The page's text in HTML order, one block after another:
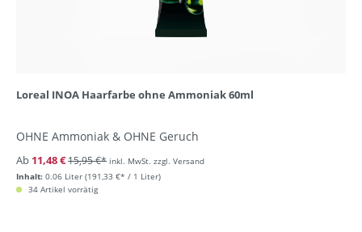
Loreal INOA Haarfarbe ohne Ammoniak 60ml
OHNE Ammoniak & OHNE Geruch
Inhalt: 0.06 Liter (191,33 €* / 1 Liter)
Ab 11,48 €15,95 €* inkl. MwSt. zzgl. Versand
34 Artikel vorrätig